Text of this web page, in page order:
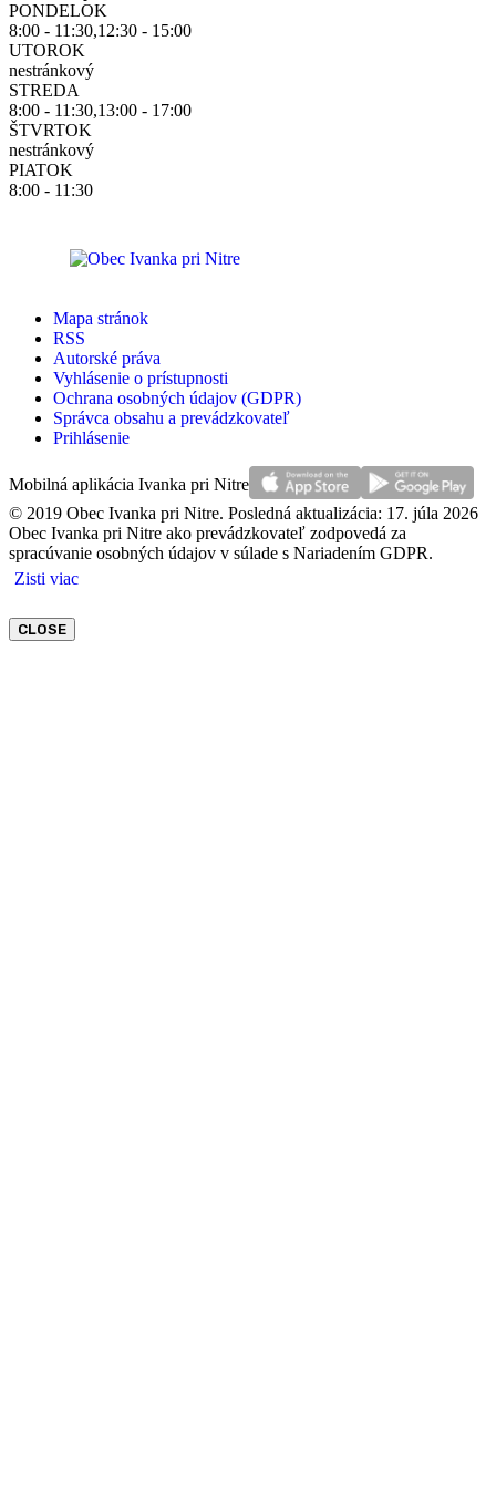
PONDELOK
8:00 - 11:30,12:30 - 15:00
UTOROK
nestránkový
STREDA
8:00 - 11:30,13:00 - 17:00
ŠTVRTOK
nestránkový
PIATOK
8:00 - 11:30
Mapa stránok
RSS
Autorské práva
Vyhlásenie o prístupnosti
Ochrana osobných údajov (GDPR)
Správca obsahu a prevádzkovateľ
Prihlásenie
Mobilná aplikácia Ivanka pri Nitre
© 2019 Obec Ivanka pri Nitre. Posledná aktualizácia: 17. júla 2026
Obec Ivanka pri Nitre ako prevádzkovateľ zodpovedá za
spracúvanie osobných údajov v súlade s Nariadením GDPR.
Zisti viac
CLOSE